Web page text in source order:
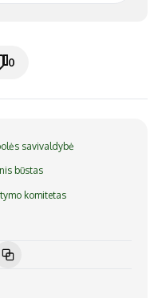
0
savivaldybė
būstas
komitetas